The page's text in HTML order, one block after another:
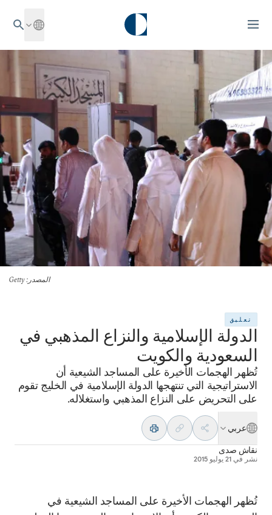
المصدر : Getty
تعليق
الدولة الإسلامية والنزاع المذهبي في
السعودية والكويت
تُظهر الهجمات الأخيرة على المساجد الشيعية أن
الاستراتيجية التي تنتهجها الدولة الإسلامية في الخليج تقوم
على التحريض على النزاع المذهبي واستغلاله.
عربي
نقاش صدى
نشر في 21 يوليو 2015
تُظهر الهجمات الأخيرة على المساجد الشيعية في